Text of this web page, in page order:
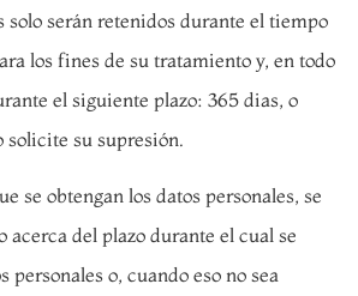
solo serán retenidos durante el tiempo
los fines de su tratamiento y, en todo
el siguiente plazo: 365 dias, o
solicite su supresión.
se obtengan los datos personales, se
del plazo durante el cual se
personales o, cuando eso no sea